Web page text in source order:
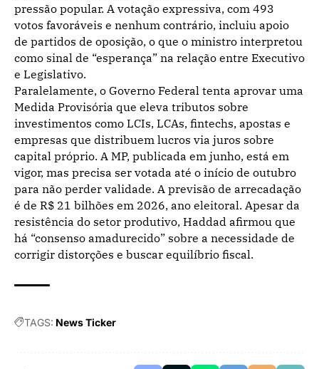
pressão popular. A votação expressiva, com 493
votos favoráveis e nenhum contrário, incluiu apoio
de partidos de oposição, o que o ministro interpretou
como sinal de “esperança” na relação entre Executivo
e Legislativo.
Paralelamente, o Governo Federal tenta aprovar uma
Medida Provisória que eleva tributos sobre
investimentos como LCIs, LCAs, fintechs, apostas e
empresas que distribuem lucros via juros sobre
capital próprio. A MP, publicada em junho, está em
vigor, mas precisa ser votada até o início de outubro
para não perder validade. A previsão de arrecadação
é de R$ 21 bilhões em 2026, ano eleitoral. Apesar da
resistência do setor produtivo, Haddad afirmou que
há “consenso amadurecido” sobre a necessidade de
corrigir distorções e buscar equilíbrio fiscal.
TAGS: News Ticker